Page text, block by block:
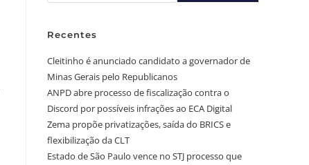
Recentes
Cleitinho é anunciado candidato a governador de
Minas Gerais pelo Republicanos
ANPD abre processo de fiscalização contra o
Discord por possíveis infrações ao ECA Digital
Zema propõe privatizações, saída do BRICS e
flexibilização da CLT
Estado de São Paulo vence no STJ processo que